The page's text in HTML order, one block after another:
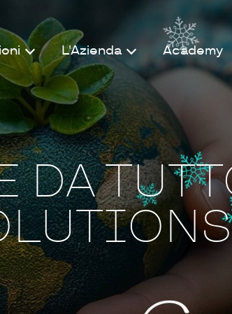
L'Azienda Academy
DA